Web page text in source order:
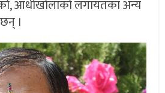
आधीखोलाको लगायतका अन्य
।